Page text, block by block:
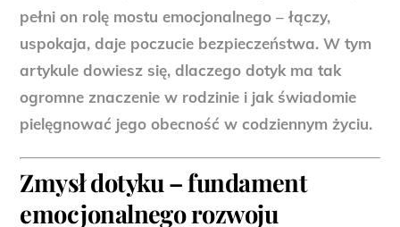
pełni on rolę mostu emocjonalnego – łączy,
uspokaja, daje poczucie bezpieczeństwa. W tym
artykule dowiesz się, dlaczego dotyk ma tak
ogromne znaczenie w rodzinie i jak świadomie
pielęgnować jego obecność w codziennym życiu.
Zmysł dotyku – fundament
emocjonalnego rozwoju